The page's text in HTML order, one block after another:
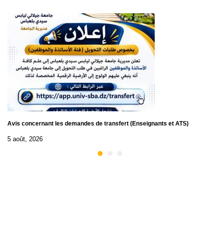
Avis concernant les demandes de transfert (Enseignants et ATS)
5 août, 2026